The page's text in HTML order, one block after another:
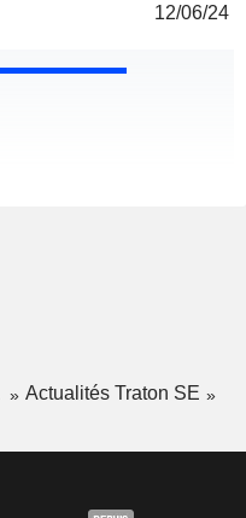
12/06/24
Actualités Traton SE